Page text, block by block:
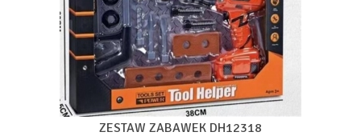
ZESTAW ZABAWEK DH12318